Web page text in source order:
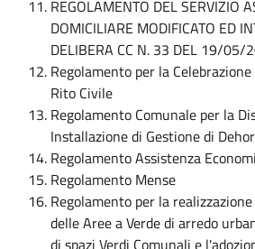
REGOLAMENTO DEL SERVIZIO
DOMICILIARE MODIFICATO ED
DELIBERA CC N. 33 DEL 19/05/
Regolamento per la
Rito Civile
Regolamento Comunale per la
Installazione di Gestione di
Regolamento Assistenza
Regolamento Mense
Regolamento per la
delle Aree a Verde di arredo
di spazi Verdi Comunali e